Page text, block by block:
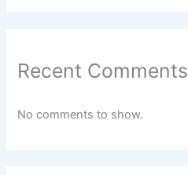
Recent Comments
No comments to show.